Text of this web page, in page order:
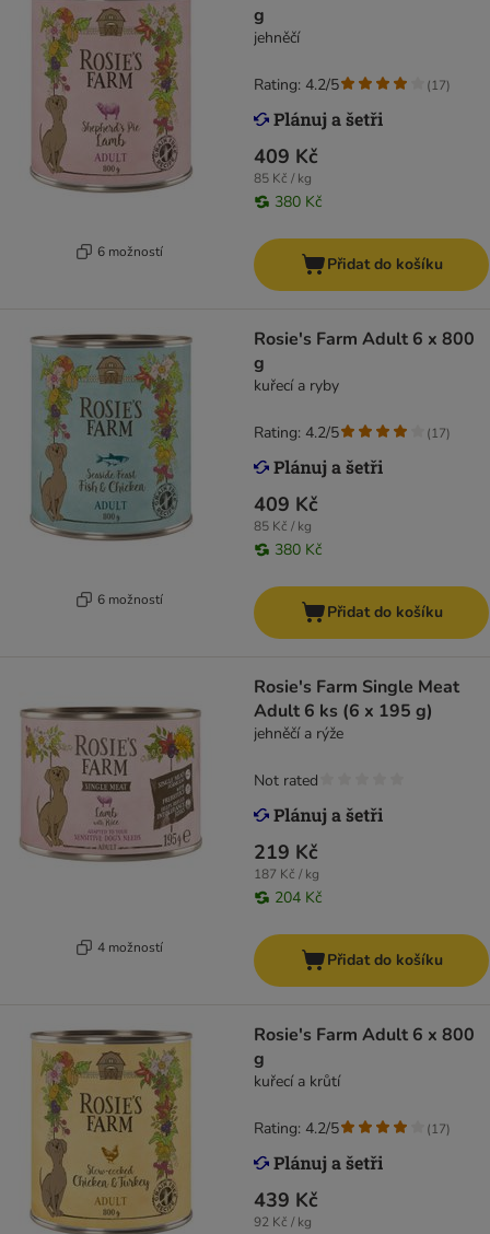
6 možností
g
jehněčí
409 Kč
85 Kč / kg
380 Kč
Rating: 4.2/5 (17)
Přidat do košíku
6 možností
Rosie's Farm Adult 6 x 800
g
kuřecí a ryby
409 Kč
85 Kč / kg
380 Kč
Rating: 4.2/5 (17)
Přidat do košíku
4 možností
Rosie's Farm Single Meat
Adult 6 ks (6 x 195 g)
jehněčí a rýže
219 Kč
187 Kč / kg
204 Kč
Not rated
Přidat do košíku
Rosie's Farm Adult 6 x 800
g
kuřecí a krůtí
439 Kč
92 Kč / kg
Rating: 4.2/5 (17)